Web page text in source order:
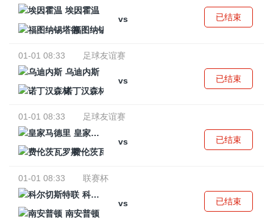
埃因霍温
vs
福图纳锡塔德
已结束
01-01 08:33
足球友谊赛
乌迪内斯
vs
诺丁汉森林
已结束
01-01 08:33
足球友谊赛
皇家马德里
vs
费伦茨瓦罗斯
已结束
01-01 08:33
联赛杯
科尔切斯特联
vs
南安普顿
已结束